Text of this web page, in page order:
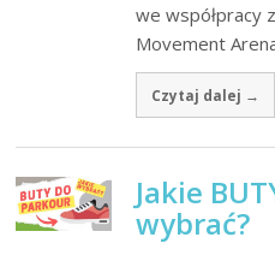
we współpracy
Movement
Czytaj dalej →
Jakie
wybrać?